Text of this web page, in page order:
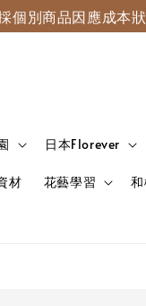
別商品因應成本狀
日本Florever
材 花藝學習